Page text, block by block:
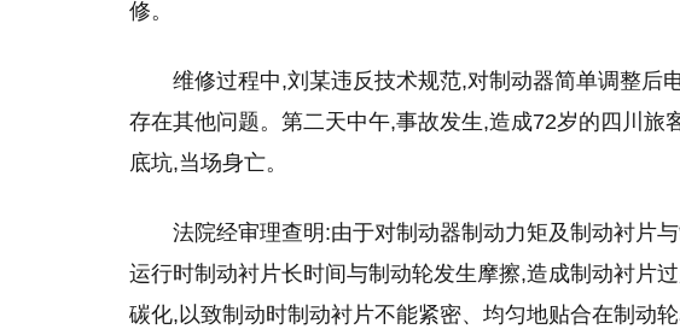
修。
维修过程中,刘某违反技术规范,对制动器简单调整后
存在其他问题。第二天中午,事故发生,造成72岁的四川旅
底坑,当场身亡。
法院经审理查明:由于对制动器制动力矩及制动衬片
运行时制动衬片长时间与制动轮发生摩擦,造成制动衬片
碳化,以致制动时制动衬片不能紧密、均匀地贴合在制动